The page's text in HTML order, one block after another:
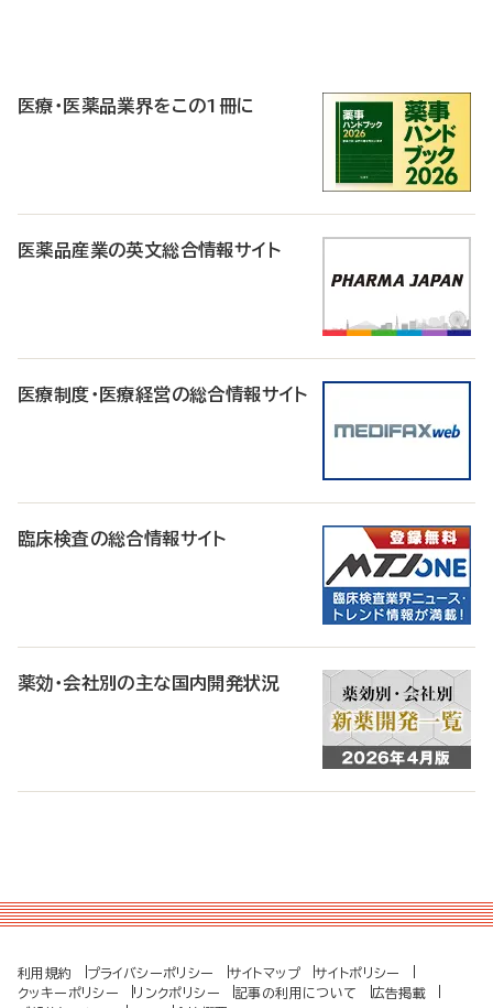
医療・医薬品業界をこの1冊に
医薬品産業の英文総合情報サイト
医療制度・医療経営の総合情報サイト
臨床検査の総合情報サイト
薬効・会社別の主な国内開発状況
利用規約 プライバシーポリシー サイトマップ
サイトポリシー
クッキーポリシー
リンクポリシー 記事の利用について
広告掲載